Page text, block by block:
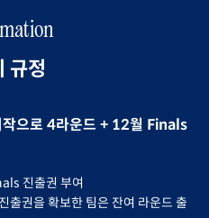
규정
으로 4라운드 + 12월 Finals
진출권 부여
출권을 확보한 팀은 잔여 라운드 출